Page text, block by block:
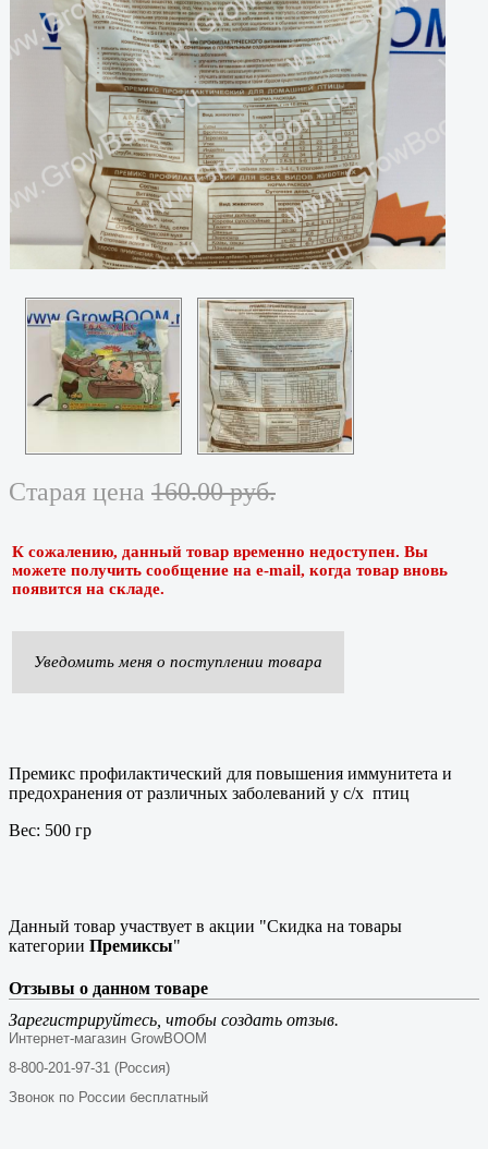
Старая цена 160.00 руб.
К сожалению, данный товар временно недоступен. Вы
можете получить сообщение на e-mail, когда товар вновь
появится на складе.
Уведомить меня о поступлении товара
Премикс профилактический для повышения иммунитета и
предохранения от различных заболеваний у с/х птиц
Вес: 500 гр
Данный товар участвует в акции "Скидка на товары
категории Премиксы"
Отзывы о данном товаре
Зарегистрируйтесь, чтобы создать отзыв.
Интернет-магазин GrowBOOM
8-800-201-97-31 (Россия)
Звонок по России бесплатный